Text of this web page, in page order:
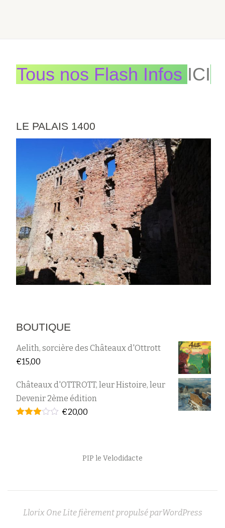
Tous nos Flash Infos ICI
LE PALAIS 1400
BOUTIQUE
Aelith, sorcière des Châteaux d'Ottrott
€15,00
Châteaux d'OTTROTT, leur Histoire, leur
Devenir 2ème édition
€20,00
PIP le Velodidacte
Llorix One Lite fièrement propulsé parWordPress